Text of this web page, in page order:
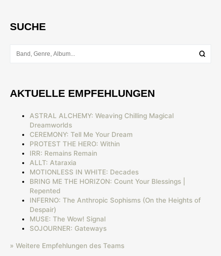
SUCHE
AKTUELLE EMPFEHLUNGEN
ASTRAL ALCHEMY: Weaving Chilling Magical
Dreamworlds
CEREMONY: Tell Me Your Dream
PROTEST THE HERO: Within
IRR: Remains Remain
ALLT: Ataraxia
MOTIONLESS IN WHITE: Decades
BRING ME THE HORIZON: Count Your Blessings |
Repented
INFERNO: The Anthropic Sophisms (On the Heights of
Despair)
MUSE: The Wow! Signal
SOJOURNER: Gateways
» Weitere Empfehlungen des Teams